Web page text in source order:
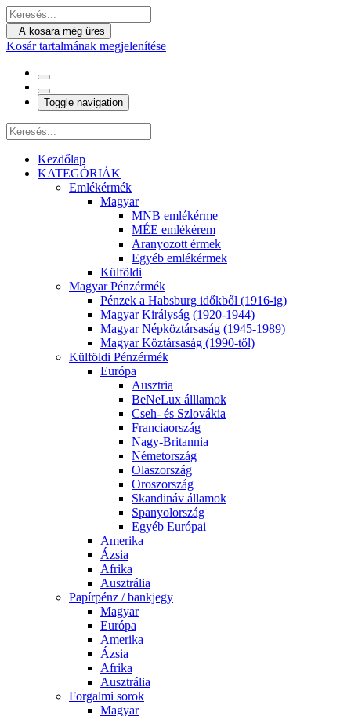
A kosara még üres
Kosár tartalmának megjelenítése
Toggle navigation
Kezdőlap
KATEGÓRIÁK
Emlékérmék
Magyar
MNB emlékérme
MÉE emlékérem
Aranyozott érmek
Egyéb emlékérmek
Külföldi
Magyar Pénzérmék
Pénzek a Habsburg időkből (1916-ig)
Magyar Királyság (1920-1944)
Magyar Népköztársaság (1945-1989)
Magyar Köztársaság (1990-től)
Külföldi Pénzérmék
Európa
Ausztria
BeNeLux álllamok
Cseh- és Szlovákia
Franciaország
Nagy-Britannia
Németország
Olaszország
Oroszország
Skandináv államok
Spanyolország
Egyéb Európai
Amerika
Ázsia
Afrika
Ausztrália
Papírpénz / bankjegy
Magyar
Európa
Amerika
Ázsia
Afrika
Ausztrália
Forgalmi sorok
Magyar